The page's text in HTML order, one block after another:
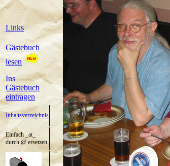
Links
Gästebuch
lesen
Ins
Gästebuch
eintragen
Inhaltsverzeichnis
Einfach _at_
durch @ ersetzen